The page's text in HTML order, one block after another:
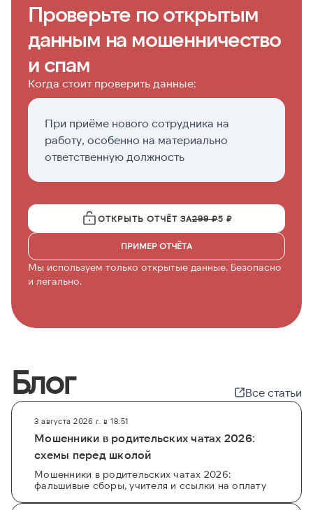
Проверьте по открытым
данным на мошенничество
и спам
Когда стоит проверить данные:
При приёме нового сотрудника на
работу, особенно на материально
ответственную должность
ОТКРЫТЬ ОТЧЁТ ЗА299 ₽5 ₽
ПРИМЕР ОТЧЁТА
Мы используем только открытые данные. Безопасно
и легально.
Блог Все статьи
3 августа 2026 г. в 18:51
Мошенники в родительских чатах 2026:
схемы перед школой
Мошенники в родительских чатах 2026:
фальшивые сборы, учителя и ссылки на оплату